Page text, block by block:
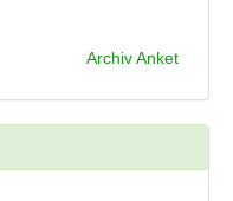
Archiv Anket